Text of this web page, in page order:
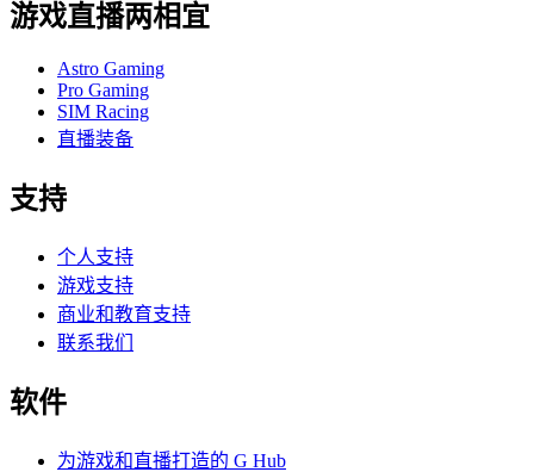
游戏直播两相宜
Astro Gaming
Pro Gaming
SIM Racing
直播装备
支持
个人支持
游戏支持
商业和教育支持
联系我们
软件
为游戏和直播打造的 G Hub